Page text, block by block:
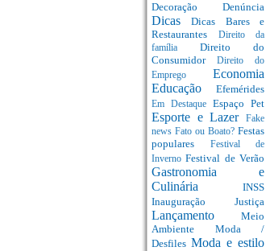
Decoração Denúncia
DicasDicas Bares e
Restaurantes
Direito da
família Direito do
Consumidor Direito do
Emprego Economia
Educação Efemérides
Em Destaque Espaço Pet
Esporte e Lazer
Fake
news Fato ou Boato? Festas
populares
Festival de
InvernoFestival de Verão
Gastronomia e
Culinária INSS
Inauguração Justiça
Lançamento Meio
Ambiente Moda /
Desfiles Moda e estilo